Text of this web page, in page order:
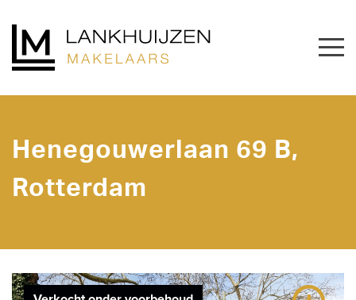
Henegouwerlaan 69 B,
Rotterdam